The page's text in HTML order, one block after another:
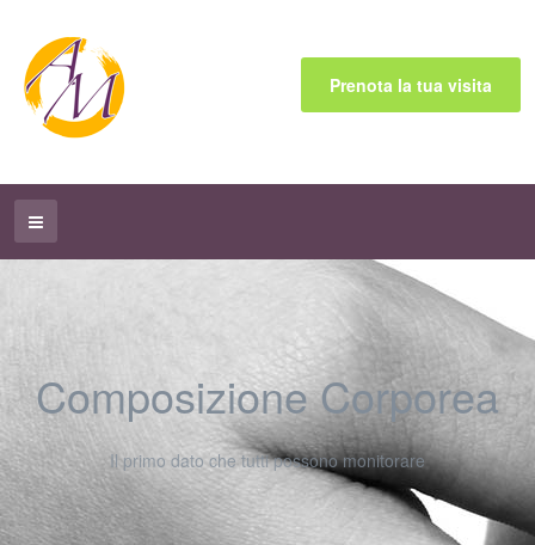
Prenota la tua visita
Composizione Corporea
Il primo dato che tutti possono monitorare